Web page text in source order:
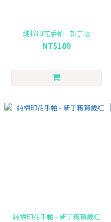
純棉印花手帕 - 新丁粄
NT$180
純棉印花手帕 - 新丁粄賀歲紅